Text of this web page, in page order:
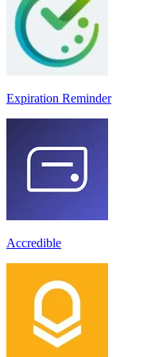
Expiration Reminder
Accredible